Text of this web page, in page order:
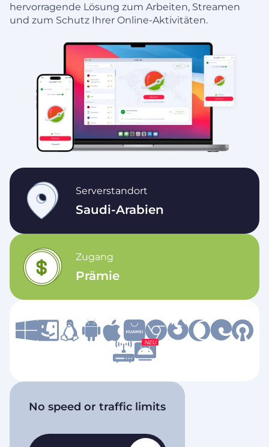
hervorragende Lösung zum Arbeiten, Streamen
und zum Schutz Ihrer Online-Aktivitäten.
Serverstandort
Saudi-Arabien
Zugang
Prämie
NEU
No speed or traffic limits